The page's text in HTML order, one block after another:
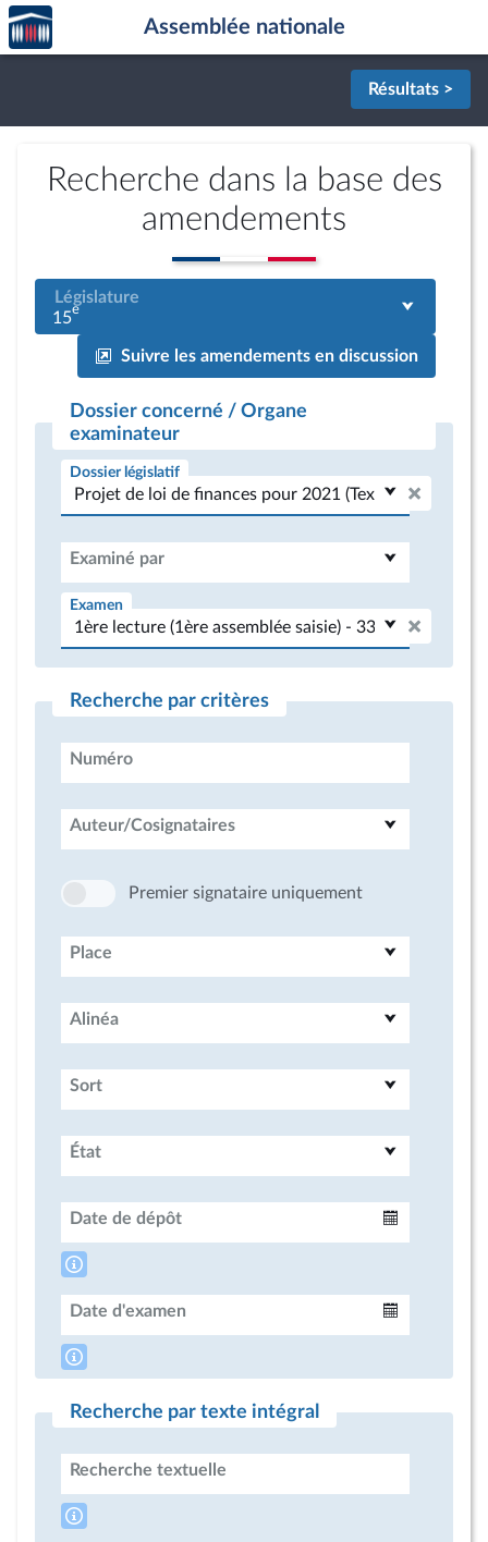
Aller au contenu
Aller en bas de la page
Accèder
à la
page
Assemblée nationale
Résultats >
Recherche dans la base des
amendements
Législature
15e
Suivre les amendements en discussion
Dossier concerné / Organe
examinateur
Dossier législatif
Examiné par
Examen
Recherche par critères
Numéro
Auteur/Cosignataires
Premier signataire uniquement
Place
Alinéa
Sort
État
Date de dépôt
Date d'examen
Recherche par texte intégral
Recherche textuelle